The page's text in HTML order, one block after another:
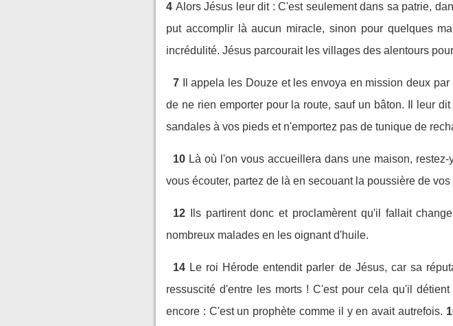
4 Alors Jésus leur dit : C'est seulement dans sa patrie,
put accomplir là aucun miracle, sinon pour quelques
incrédulité. Jésus parcourait les villages des alentours
7 Il appela les Douze et les envoya en mission deux
de ne rien emporter pour la route, sauf un bâton. Il leur
sandales à vos pieds et n'emportez pas de tunique de
10 Là où l'on vous accueillera dans une maison, restez-
vous écouter, partez de là en secouant la poussière de
12 Ils partirent donc et proclamèrent qu'il fallait
nombreux malades en les oignant d'huile.
14 Le roi Hérode entendit parler de Jésus, car sa
ressuscité d'entre les morts ! C'est pour cela qu'il
encore : C'est un prophète comme il y en avait autrefois.